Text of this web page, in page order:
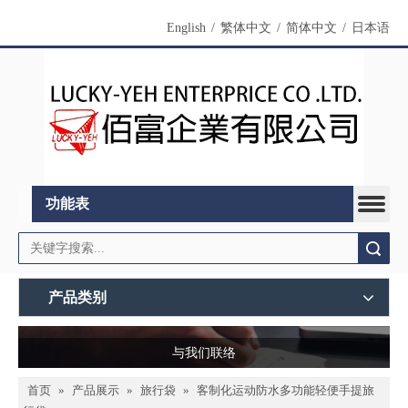
English / 繁体中文 / 简体中文 / 日本语
功能表
产品类别
与我们联络
首页 » 产品展示 » 旅行袋 » 客制化运动防水多功能轻便手提旅